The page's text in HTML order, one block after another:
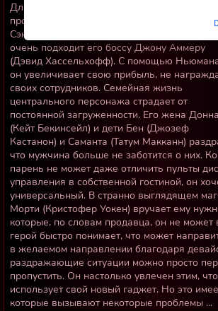
Для того, чтобы наверстать упущенное в
профессии, архитектор Майкл Ньюман
Сэндлер) работает до боли в пальцах. Это
очень подходит его боссу Джону Аммеру
(Дэвид Хассельхофф). С помощью
он увеличивает свою прибыль, не
своих сотрудников. Семейная жизнь
центрального персонажа страдает от
постоянной загруженности. Его жена Донна
(Кейт Бекинсейл) и дети Бен (Джозеф
Кастанон) и Саманта (Татум Макканн)
что мужчина больше не заботится о них.
парень не может даже отличить пульты
управления в собственной гостиной, он
универсальный. В странно выглядящем
Морти (Кристофер Уокен) вручает ему
которые, по словам продавца, он не может
герой быстро понимает, что может
в желаемом направлении благодаря
раздражающие ситуации можно просто
пропустить. Он настолько увлечен этим,
использует свой новый гаджет. Но это
которые вызывают некоторые проблемы ...